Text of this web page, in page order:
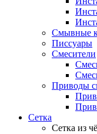
Смывные
Писсуары
Смесители
Приводы
Сетка
Сетка из